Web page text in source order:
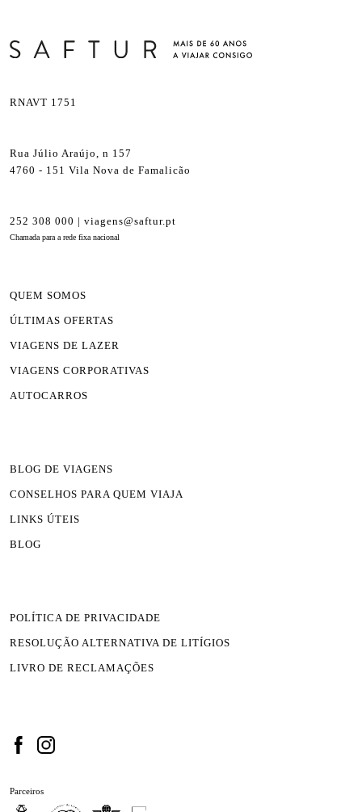
RNAVT 1751
Rua Júlio Araújo, n 157
4760 - 151 Vila Nova de Famalicão
252 308 000 | viagens@saftur.pt
Chamada para a rede fixa nacional
QUEM SOMOS
ÚLTIMAS OFERTAS
VIAGENS DE LAZER
VIAGENS CORPORATIVAS
AUTOCARROS
BLOG DE VIAGENS
CONSELHOS PARA QUEM VIAJA
LINKS ÚTEIS
BLOG
POLÍTICA DE PRIVACIDADE
RESOLUÇÃO ALTERNATIVA DE LITÍGIOS
LIVRO DE RECLAMAÇÕES
Parceiros